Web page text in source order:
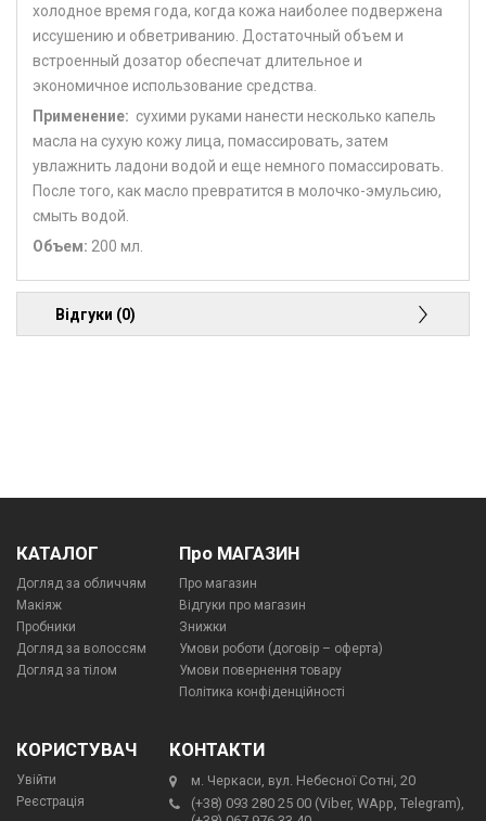
холодное время года, когда кожа наиболее подвержена
иссушению и обветриванию. Достаточный объем и
встроенный дозатор обеспечат длительное и
экономичное использование средства.
Применение: сухими руками нанести несколько капель
масла на сухую кожу лица, помассировать, затем
увлажнить ладони водой и еще немного помассировать.
После того, как масло превратится в молочко-эмульсию,
смыть водой.
Объем: 200 мл.
Відгуки (0)
КАТАЛОГ
Догляд за обличчям
Макіяж
Пробники
Догляд за волоссям
Догляд за тілом
Про МАГАЗИН
Про магазин
Відгуки про магазин
Знижки
Умови роботи (договір – оферта)
Умови повернення товару
Політика конфіденційності
КОРИСТУВАЧ
Увійти
Реєстрація
КОНТАКТИ
м. Черкаси, вул. Небесної Сотні, 20
(+38) 093 280 25 00 (Viber, WApp, Telegram),